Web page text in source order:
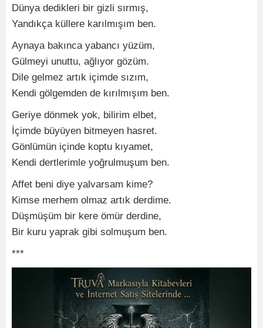
Dünya dedikleri bir gizli sırmış,
Yandıkça küllere karılmışım ben.
Aynaya bakınca yabancı yüzüm,
Gülmeyi unuttu, ağlıyor gözüm.
Dile gelmez artık içimde sızım,
Kendi gölgemden de kırılmışım ben.
Geriye dönmek yok, bilirim elbet,
İçimde büyüyen bitmeyen hasret.
Gönlümün içinde koptu kıyamet,
Kendi dertlerimle yoğrulmuşum ben.
Affet beni diye yalvarsam kime?
Kimse merhem olmaz artık derdime.
Düşmüşüm bir kere ömür derdine,
Bir kuru yaprak gibi solmuşum ben.
***